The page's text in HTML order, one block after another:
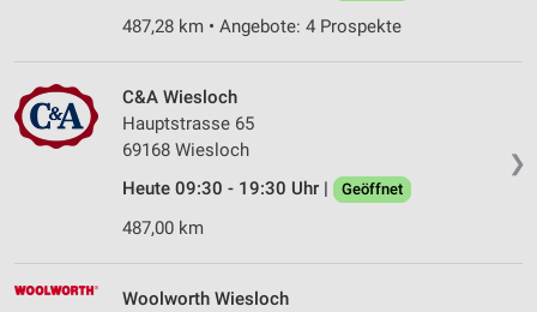
487,28 km • Angebote: 4 Prospekte
❯
C&A Wiesloch
Hauptstrasse 65
69168 Wiesloch
Heute 09:30 - 19:30 Uhr |
Geöffnet
487,00 km
Woolworth Wiesloch